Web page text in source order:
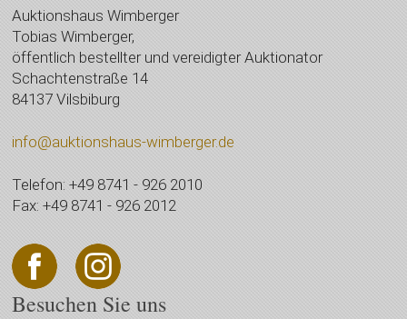
Auktionshaus Wimberger
Tobias Wimberger,
öffentlich bestellter und vereidigter Auktionator
Schachtenstraße 14
84137 Vilsbiburg
info@auktionshaus-wimberger.de
Telefon: +49 8741 - 926 2010
Fax: +49 8741 - 926 2012
Besuchen Sie uns